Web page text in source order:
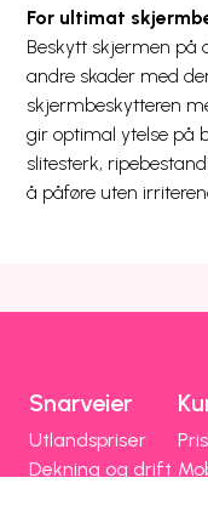
For ultimat
Beskytt skjermen på
andre skader med
skjermbeskytteren
gir optimal ytelse på
slitesterk,
å påføre uten
Snarveier
Utlandspriser
Dekning og drift